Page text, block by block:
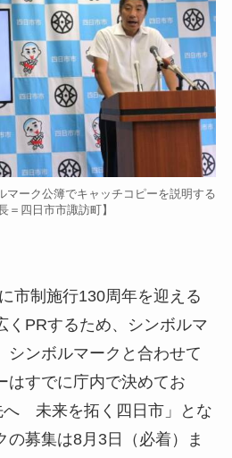
マーク公簿でキャッチコピーを説明する
＝四日市市諏訪町】
市制施行130周年を迎える
くPRするため、シンボルマ
シンボルマークと合わせて
はすでに庁内で決めてお
へ 未来を拓く四日市」とな
の募集は8月3日（必着）ま